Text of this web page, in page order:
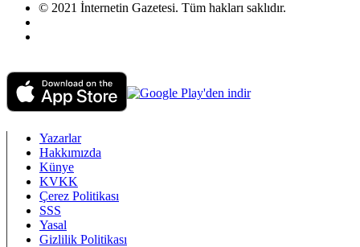
© 2021 İnternetin Gazetesi. Tüm hakları saklıdır.
Yazarlar
Hakkımızda
Künye
KVKK
Çerez Politikası
SSS
Yasal
Gizlilik Politikası